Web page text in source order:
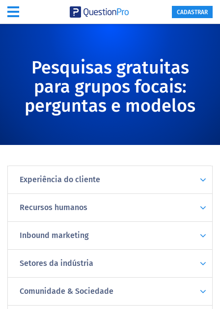
Pesquisas gratuitas
para grupos focais:
perguntas e modelos
Experiência do cliente
Recursos humanos
Inbound marketing
Setores da indústria
Comunidade & Sociedade
CADASTRAR